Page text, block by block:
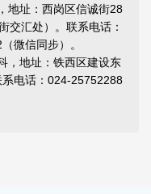
址：西岗区信诚街28
交汇处）。联系电话：
微信同步）。
地址：铁西区建设东
电话：024-25752288